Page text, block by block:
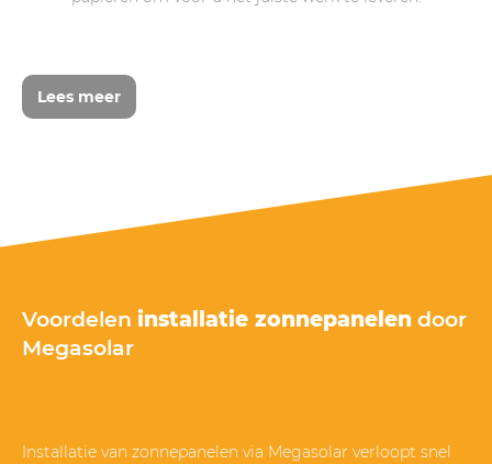
Lees meer
Voordelen installatie zonnepanelen door
Megasolar
Installatie van zonnepanelen via Megasolar verloopt snel